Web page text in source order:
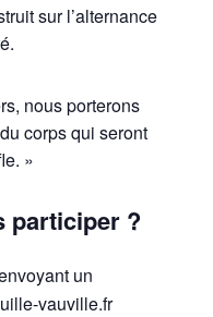
sur l’alternance
nous porterons
corps qui seront
»
participer ?
un
vauville.fr